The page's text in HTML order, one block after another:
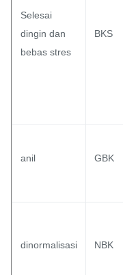
Selesai
dingin dan
bebas stres
BKS
anil GBK
dinormalisasi NBK